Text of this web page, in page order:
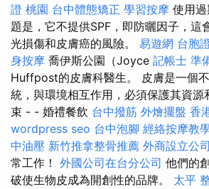
證 桃園 台中體態矯正 學習按摩 使用
題是，它不提供SPF，即防曬因子，這
光損傷和皮膚癌的風險。 易遊網 台胞
身按摩 喬伊斯公園（Joyce 記帳士 準
Huffpost的皮膚科醫生。 皮膚是一個
統，與環境相互作用，必須保護其資源
束 - - 婚禮餐飲 台中撥筋 外燴擺盤 香
wordpress seo 台中泡腳 經絡按摩教
中油壓 新竹推拿整骨推薦 外商設立公司
常工作！ 外國公司在台分公司 他們的
破使生物皮成為開創性的品牌。 太平